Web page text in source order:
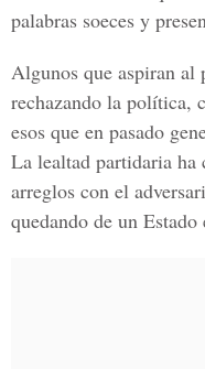
palabras soeces y
Algunos que aspiran al
rechazando la política,
esos que en pasado
La lealtad partidaria ha
arreglos con el
quedando de un